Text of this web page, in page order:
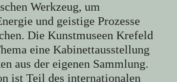
Werkzeug, um
und geistige Prozesse
Die Kunstmuseen Krefeld
eine Kabinettausstellung
aus der eigenen Sammlung.
ist Teil des internationalen